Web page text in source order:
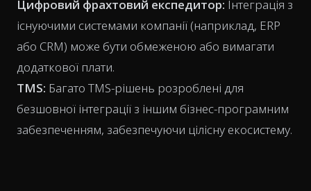
Цифровий фрахтовий експедитор: Інтеграція з
існуючими системами компанії (наприклад, ERP
або CRM) може бути обмеженою або вимагати
додаткової плати.
TMS: Багато TMS-рішень розроблені для
безшовної інтеграції з іншим бізнес-програмним
забезпеченням, забезпечуючи цілісну екосистему.